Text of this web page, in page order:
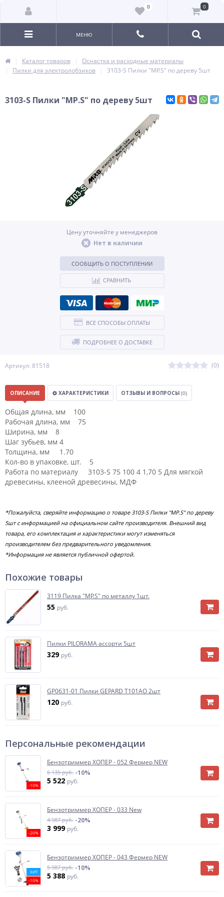
0 0
МЕНЮ
Каталог товаров
Оснастка и расходные материалы
Пилки для электролобзиков
3103-S Пилки "MP.S" по дереву 5шт
3103-S Пилки "MP.S" по дереву 5шт
Артикул: 81518 (0)
Цену уточняйте у менеджеров
Нет в наличии
СООБЩИТЬ О ПОСТУПЛЕНИИ
СРАВНИТЬ
ВСЕ СПОСОБЫ ОПЛАТЫ
ПОДРОБНЕЕ О ДОСТАВКЕ
ОПИСАНИЕ ХАРАКТЕРИСТИКИ ОТЗЫВЫ И ВОПРОСЫ (0)
Общая длина, мм 100
Рабочая длина, мм 75
Ширина, мм 8
Шаг зубьев, мм 4
Толщина, мм 1.70
Кол-во в упаковке, шт. 5
Работа по материалу 3103-S 75 100 4 1,70 5 Для мягкой
древесины, клееной древесины, МДФ
*Пожалуйста, сверяйте информацию о товаре 3103-S Пилки "MP.S" по дереву
5шт с информацией на официальном сайте производителя. Внешний вид
товара, его комплектация и характеристики могут изменяться
производителем без предварительного уведомления.
*Информация не является публичной офертой.
Похожие товары
3119 Пилка "MP.S" по металлу 1шт.
55 руб.
Пилки PILORAMA ассорти 5шт
329 руб.
GP0631-01 Пилки GEPARD T101AO 2шт
120 руб.
Персональные рекомендации
-10%
Бензотриммер ХОПЕР - 052 Фермер NEW
6 135 руб. -10%
5 522 руб.
-20%
Бензотриммер ХОПЕР - 033 New
4 987 руб. -20%
3 999 руб.
ХИТ
-10%
Бензотриммер ХОПЕР - 043 Фермер NEW
5 987 руб. -10%
5 388 руб.